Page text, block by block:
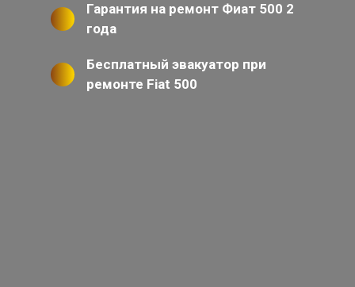
Гарантия на ремонт Фиат 500 2
года
Бесплатный эвакуатор при
ремонте Fiat 500